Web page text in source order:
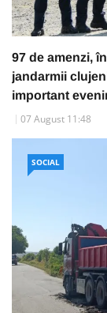
97 de amenzi,
jandarmii
important
07 August 11:48
SOCIAL